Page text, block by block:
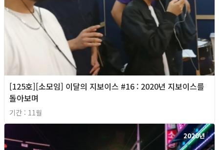
[125호][소모임] 이달의 지보이스 #16 : 2020년 지보이스를
돌아보며
기간 : 11월
2020년